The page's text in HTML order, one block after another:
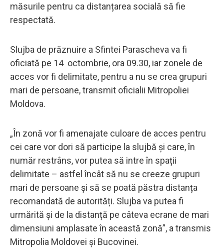
măsurile pentru ca distanțarea socială să fie
respectată.
Slujba de prăznuire a Sfintei Parascheva va fi
oficiată pe 14 octombrie, ora 09.30, iar zonele de
acces vor fi delimitate, pentru a nu se crea grupuri
mari de persoane, transmit oficialii Mitropoliei
Moldova.
„În zonă vor fi amenajate culoare de acces pentru
cei care vor dori să participe la slujbă și care, în
număr restrâns, vor putea să intre în spații
delimitate – astfel încât să nu se creeze grupuri
mari de persoane și să se poată păstra distanța
recomandată de autorități. Slujba va putea fi
urmărită și de la distanță pe câteva ecrane de mari
dimensiuni amplasate în această zonă”, a transmis
Mitropolia Moldovei și Bucovinei.